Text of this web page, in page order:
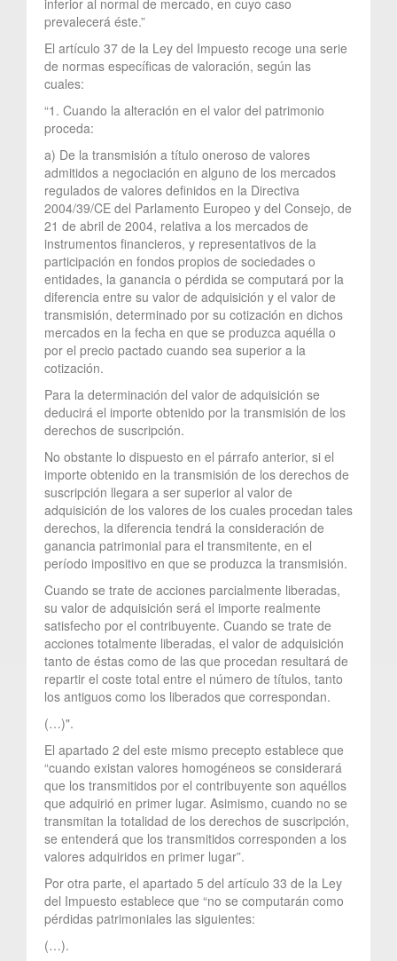
prevalecerá éste.”
El artículo 37 de la Ley del Impuesto recoge una serie
de normas específicas de valoración, según las
cuales:
“1. Cuando la alteración en el valor del patrimonio
proceda:
a) De la transmisión a título oneroso de valores
admitidos a negociación en alguno de los mercados
regulados de valores definidos en la Directiva
2004/39/CE del Parlamento Europeo y del Consejo, de
21 de abril de 2004, relativa a los mercados de
instrumentos financieros, y representativos de la
participación en fondos propios de sociedades o
entidades, la ganancia o pérdida se computará por la
diferencia entre su valor de adquisición y el valor de
transmisión, determinado por su cotización en dichos
mercados en la fecha en que se produzca aquélla o
por el precio pactado cuando sea superior a la
cotización.
Para la determinación del valor de adquisición se
deducirá el importe obtenido por la transmisión de los
derechos de suscripción.
No obstante lo dispuesto en el párrafo anterior, si el
importe obtenido en la transmisión de los derechos de
suscripción llegara a ser superior al valor de
adquisición de los valores de los cuales procedan tales
derechos, la diferencia tendrá la consideración de
ganancia patrimonial para el transmitente, en el
período impositivo en que se produzca la transmisión.
Cuando se trate de acciones parcialmente liberadas,
su valor de adquisición será el importe realmente
satisfecho por el contribuyente. Cuando se trate de
acciones totalmente liberadas, el valor de adquisición
tanto de éstas como de las que procedan resultará de
repartir el coste total entre el número de títulos, tanto
los antiguos como los liberados que correspondan.
(…)".
El apartado 2 del este mismo precepto establece que
“cuando existan valores homogéneos se considerará
que los transmitidos por el contribuyente son aquéllos
que adquirió en primer lugar. Asimismo, cuando no se
transmitan la totalidad de los derechos de suscripción,
se entenderá que los transmitidos corresponden a los
valores adquiridos en primer lugar”.
Por otra parte, el apartado 5 del artículo 33 de la Ley
del Impuesto establece que “no se computarán como
pérdidas patrimoniales las siguientes:
(…).